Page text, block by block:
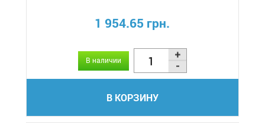
1 954.65 грн.
В наличии
В КОРЗИНУ